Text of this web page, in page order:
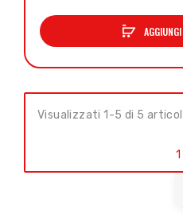
Visualizzati 1-5 di 5
1